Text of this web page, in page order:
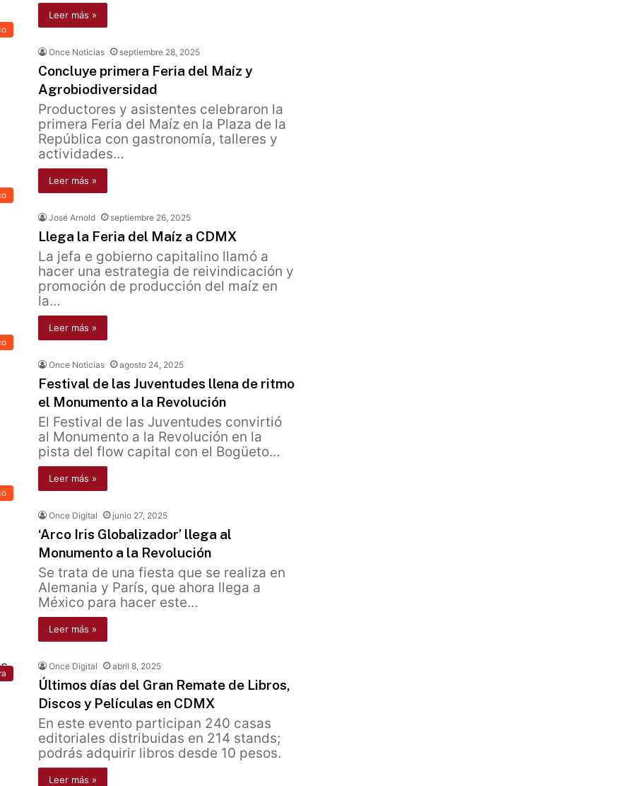
Leer más »
Once Noticias septiembre 28, 2025
Concluye primera Feria del Maíz y
Agrobiodiversidad
Productores y asistentes celebraron la
primera Feria del Maíz en la Plaza de la
República con gastronomía, talleres y
actividades…
Leer más »
José Arnold septiembre 26, 2025
Llega la Feria del Maíz a CDMX
La jefa e gobierno capitalino llamó a
hacer una estrategia de reivindicación y
promoción de producción del maíz en
la…
Leer más »
Once Noticias agosto 24, 2025
Festival de las Juventudes llena de ritmo
el Monumento a la Revolución
El Festival de las Juventudes convirtió
al Monumento a la Revolución en la
pista del flow capital con el Bogüeto…
Leer más »
Once Digital junio 27, 2025
‘Arco Iris Globalizador’ llega al
Monumento a la Revolución
Se trata de una fiesta que se realiza en
Alemania y París, que ahora llega a
México para hacer este…
Leer más »
Once Digital abril 8, 2025
Últimos días del Gran Remate de Libros,
Discos y Películas en CDMX
En este evento participan 240 casas
editoriales distribuidas en 214 stands;
podrás adquirir libros desde 10 pesos.
Leer más »